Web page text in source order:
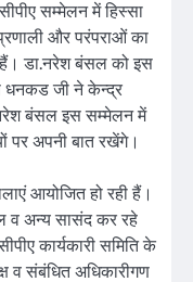
सम्मेलन में हिस्सा
और परंपराओं का
डा.नरेश बंसल को इस
धनकड जी ने केन्द्र
बंसल इस सम्मेलन में
पर अपनी बात रखेंगे।
आयोजित हो रही हैं।
व अन्य सासंद कर रहे
कार्यकारी समिति के
व संबंधित अधिकारीगण